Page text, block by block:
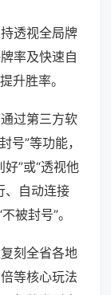
透视全局牌
率及快速自
升胜率。
过第三方软
号”等功能，
”或“透视他
、自动连接
被封号”。
刻全省各地
等核心玩法